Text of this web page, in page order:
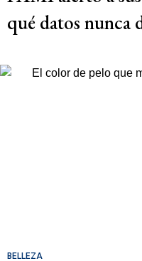
qué datos nunca
BELLEZA